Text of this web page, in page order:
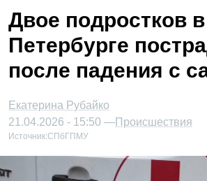
Двое подростков в
Петербурге
после падения с
Екатерина Рубайко
21.04.2026 - 15:50 —Происшествия
Источник:СПбГПМУ